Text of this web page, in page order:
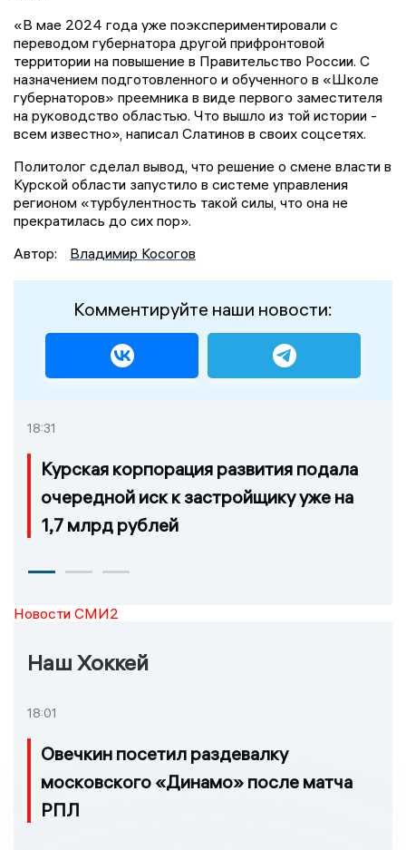
«В мае 2024 года уже поэкспериментировали с
переводом губернатора другой прифронтовой
территории на повышение в Правительство России. С
назначением подготовленного и обученного в «Школе
губернаторов» преемника в виде первого заместителя
на руководство областью. Что вышло из той истории -
всем известно», написал Слатинов в своих соцсетях.
Политолог сделал вывод, что решение о смене власти в
Курской области запустило в системе управления
регионом «турбулентность такой силы, что она не
прекратилась до сих пор».
Автор:
Владимир Косогов
Комментируйте наши новости:
18:31
Курская корпорация развития подала
очередной иск к застройщику уже на
1,7 млрд рублей
Новости СМИ2
Наш Хоккей
18:01
Овечкин посетил раздевалку
московского «Динамо» после матча
РПЛ